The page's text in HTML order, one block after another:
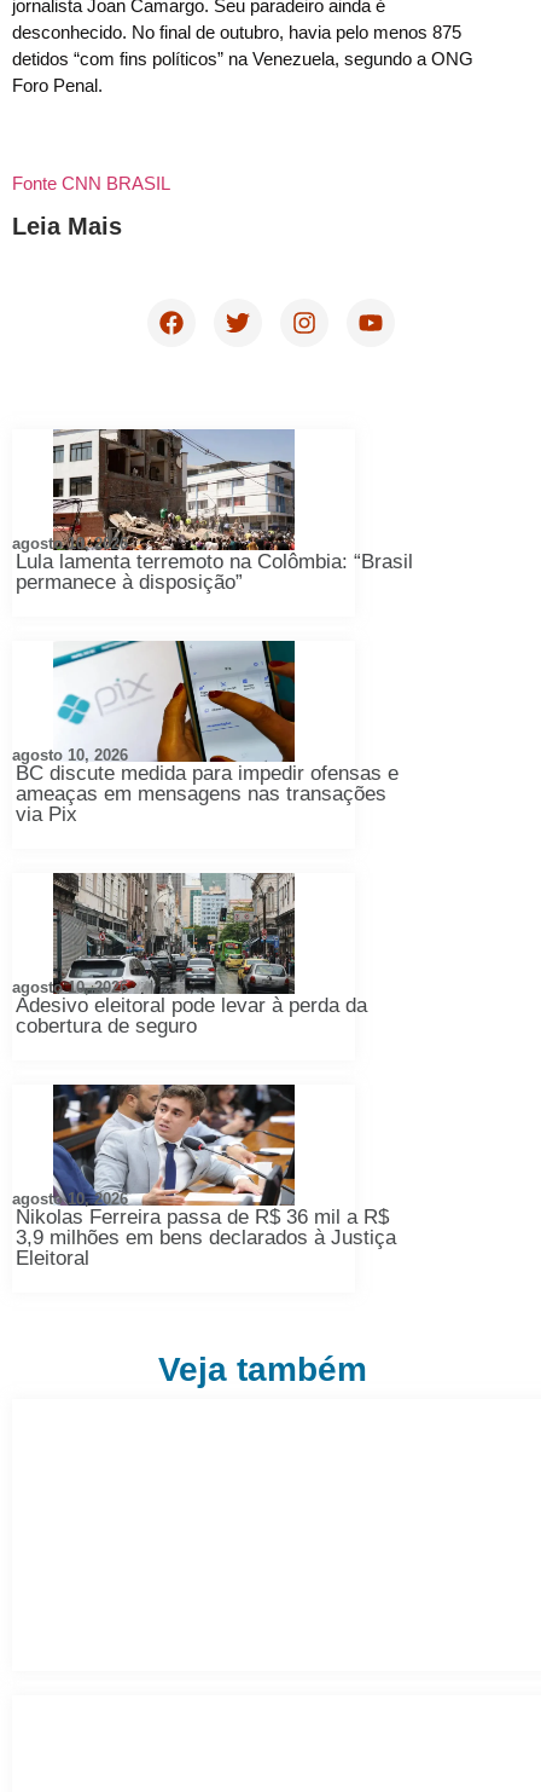
jornalista Joan Camargo. Seu paradeiro ainda é
desconhecido. No final de outubro, havia pelo menos 875
detidos “com fins políticos” na Venezuela, segundo a ONG
Foro Penal.
Fonte CNN BRASIL
Leia Mais
Lula lamenta terremoto na Colômbia: “Brasil
permanece à disposição”
agosto 10, 2026
BC discute medida para impedir ofensas e
ameaças em mensagens nas transações
via Pix
agosto 10, 2026
Adesivo eleitoral pode levar à perda da
cobertura de seguro
agosto 10, 2026
Nikolas Ferreira passa de R$ 36 mil a R$
3,9 milhões em bens declarados à Justiça
Eleitoral
agosto 10, 2026
Veja também